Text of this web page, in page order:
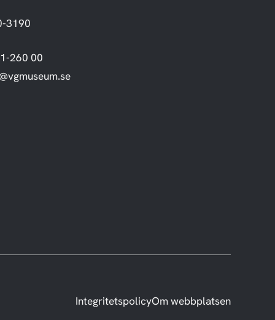
3190
260 00
IntegritetspolicyOm webbplatsen